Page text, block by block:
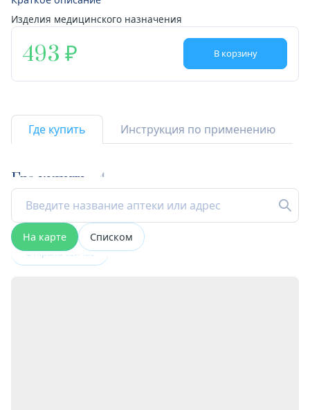
Изделия медицинского назначения
493 В корзину
Где купить Инструкция по применению
Где купить 4
На карте Списком
Открыта сейчас